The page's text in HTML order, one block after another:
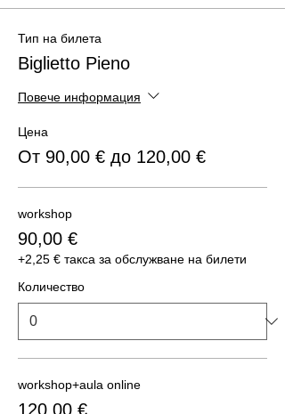
Тип на билета
Biglietto Pieno
Повече информация
Цена
От 90,00 € до 120,00 €
workshop
90,00 €
+2,25 € такса за обслужване на билети
Количество
workshop+aula online
120,00 €